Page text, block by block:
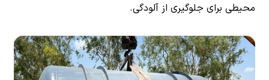
محیطی برای جلوگیری از آلودگی.